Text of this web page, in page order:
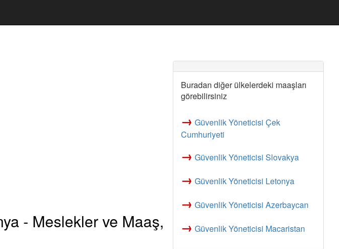
- Meslekler ve Maaş,
Buradan diğer ülkelerdeki maaşları
görebilirsiniz
→ Güvenlik Yöneticisi Çek
Cumhuriyeti
→ Güvenlik Yöneticisi Slovakya
→ Güvenlik Yöneticisi Letonya
→ Güvenlik Yöneticisi Azerbaycan
→ Güvenlik Yöneticisi Macaristan